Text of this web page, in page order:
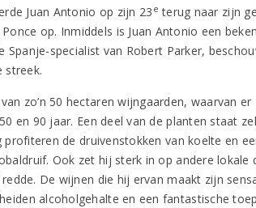
Juan Antonio op zijn 23 e terug naar zijn
op. Inmiddels is Juan Antonio een
Spanje-specialist van Robert Parker,
streek.
zo’n 50 hectaren wijngaarden, waarvan
en 90 jaar. Een deel van de planten staat
de druivenstokken van koelte en
Ook zet hij sterk in op andere
De wijnen die hij ervan maakt zijn
alcoholgehalte en een fantastische